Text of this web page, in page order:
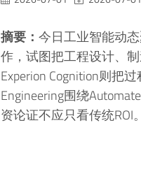
摘要： 今日工业智能动
作，试图把工程设计、
Experion Cognition则把
Engineering围绕
资论证不应只看传统ROI。